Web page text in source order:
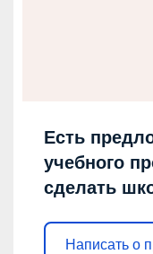
Есть
учебного
сделать
Написать о